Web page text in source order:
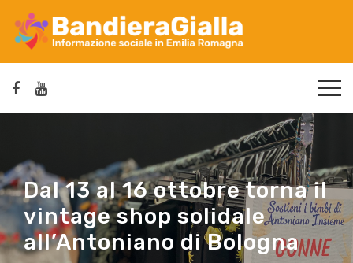
Dal 13 al 16 ottobre torna il
vintage shop solidale
all’Antoniano di Bologna